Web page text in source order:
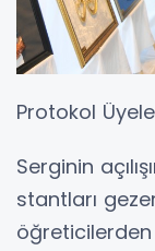
Protokol
Serginin
stantları
öğreticilerden